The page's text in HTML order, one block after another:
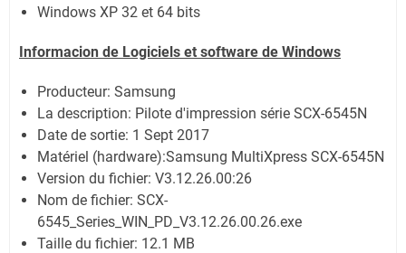
Windows XP 32 et 64 bits
Informacion de Logiciels et software de Windows
Producteur: Samsung
La description: Pilote d'impression série SCX-6545N
Date de sortie: 1 Sept 2017
Matériel (hardware):Samsung MultiXpress SCX-6545N
Version du fichier: V3.12.26.00:26
Nom de fichier: SCX-
6545_Series_WIN_PD_V3.12.26.00.26.exe
Taille du fichier: 12.1 MB